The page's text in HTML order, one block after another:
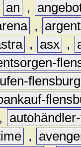
an ,
,
, asx ,
flensburg
,
,